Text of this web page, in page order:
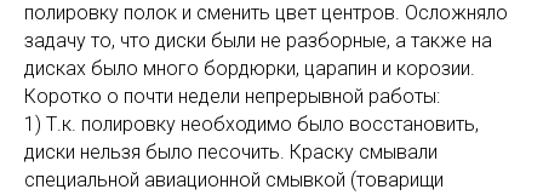
полировку полок и сменить цвет центров. Осложняло
задачу то, что диски были не разборные, а также на
дисках было много бордюрки, царапин и корозии.
Коротко о почти недели непрерывной работы:
1) Т.к. полировку необходимо было восстановить,
диски нельзя было песочить. Краску смывали
специальной авиационной смывкой (товарищи